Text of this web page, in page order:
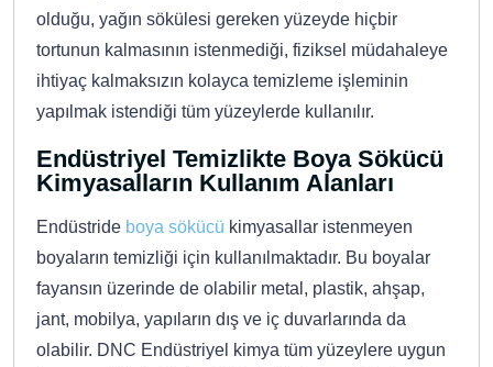
olduğu, yağın sökülesi gereken yüzeyde hiçbir
tortunun kalmasının istenmediği, fiziksel müdahaleye
ihtiyaç kalmaksızın kolayca temizleme işleminin
yapılmak istendiği tüm yüzeylerde kullanılır.
Endüstriyel Temizlikte Boya Sökücü
Kimyasalların Kullanım Alanları
Endüstride boya sökücü kimyasallar istenmeyen
boyaların temizliği için kullanılmaktadır. Bu boyalar
fayansın üzerinde de olabilir metal, plastik, ahşap,
jant, mobilya, yapıların dış ve iç duvarlarında da
olabilir. DNC Endüstriyel kimya tüm yüzeylere uygun